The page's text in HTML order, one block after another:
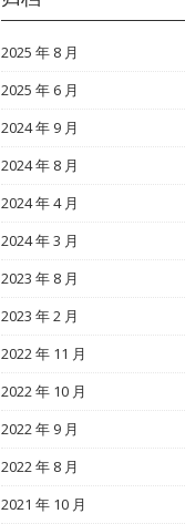
2025 年 8 月
2025 年 6 月
2024 年 9 月
2024 年 8 月
2024 年 4 月
2024 年 3 月
2023 年 8 月
2023 年 2 月
2022 年 11 月
2022 年 10 月
2022 年 9 月
2022 年 8 月
2021 年 10 月